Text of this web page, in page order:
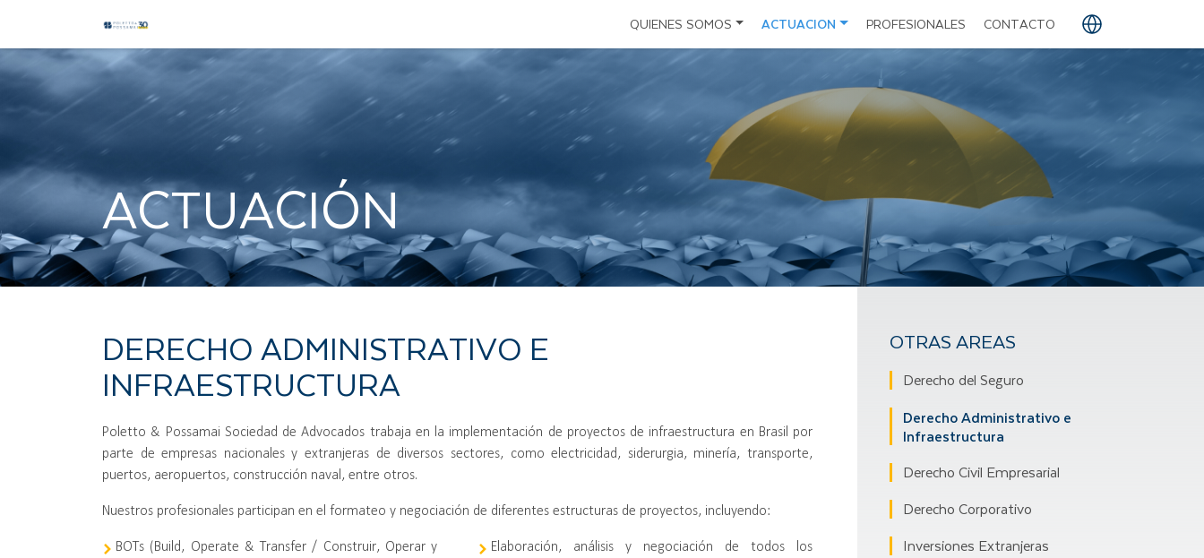
QUIENES SOMOS ACTUACION
Derecho Administrativo e Infraestructura
Derecho Civil Empresarial
Derecho Corporativo
Planeamiento Sucesorio
Derecho Digital
PROFESIONALES
CONTACTO
PT
ACTUACIÓN
DERECHO ADMINISTRATIVO E
INFRAESTRUCTURA
Poletto & Possamai Sociedad de Advocados trabaja en la implementación de proyectos de infraestructura en Brasil por
parte de empresas nacionales y extranjeras de diversos sectores, como electricidad, siderurgia, minería, transporte,
puertos, aeropuertos, construcción naval, entre otros.
Nuestros profesionales participan en el formateo y negociación de diferentes estructuras de proyectos, incluyendo:
BOTs (Build, Operate & Transfer / Construir, Operar y
Elaboración, análisis y negociación de todos los
OTRAS AREAS
Derecho del Seguro
Derecho Administrativo e
Infraestructura
Derecho Civil Empresarial
Derecho Corporativo
Inversiones Extranjeras